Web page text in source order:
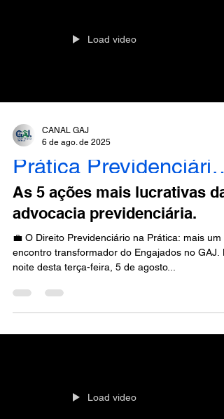
Load video
CANAL GAJ
6 de ago. de 2025
Prática Previdenciária - Engajados
As 5 ações mais lucrativas da
advocacia previdenciária.
💼 O Direito Previdenciário na Prática: mais um
encontro transformador do Engajados no GAJ. Na
noite desta terça-feira, 5 de agosto...
Load video